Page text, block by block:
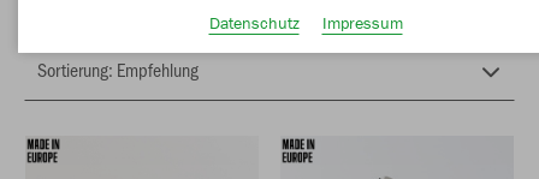
Datenschutz
Impressum